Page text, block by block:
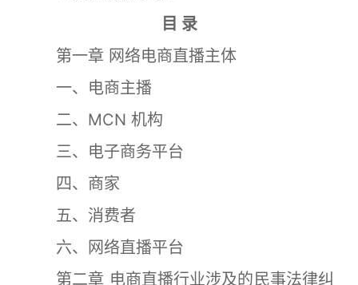
目 录
第一章 网络电商直播主体
一、电商主播
二、MCN 机构
三、电子商务平台
四、商家
五、消费者
六、网络直播平台
第二章 电商直播行业涉及的民事法律纠